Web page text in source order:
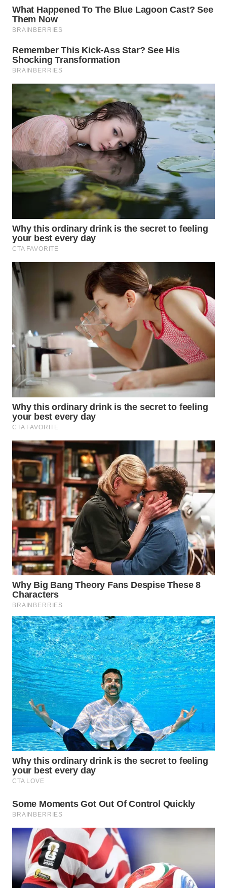
WN DELI
WN
TEBING
TINGGI
WN
PAKPAK
WN
KARAWANG
WN
WN
BOGOR
WN
DEPOK
WN
SAMOSIR
WN
PADANG
LAWAS
SUMEDANG
WN
CIANJUR
WN
KEPULAUAN
SERIBU
WN
TANGERANG
WN
BINJAI
WN
CIREBON
WN
INDRAMAYU
WN
KUNINGAN
WN
MAJALENGKA
WN
WN
SUKABUMI
WN
PURWAKARTA